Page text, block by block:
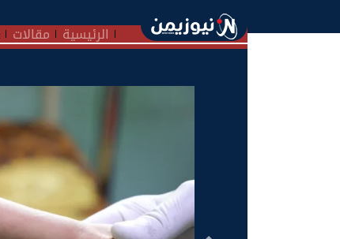
الرئيسية مقالات